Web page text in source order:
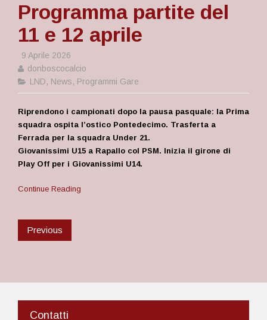
Programma partite del
11 e 12 aprile
9 Aprile 2026
donboscocalcio
LND, News, Programmi Gare
Riprendono i campionati dopo la pausa pasquale: la Prima
squadra ospita l’ostico Pontedecimo. Trasferta a
Ferrada per la squadra Under 21.
Giovanissimi U15 a Rapallo col PSM. Inizia il girone di
Play Off per i Giovanissimi U14.
Continue Reading
Previous
Contatti